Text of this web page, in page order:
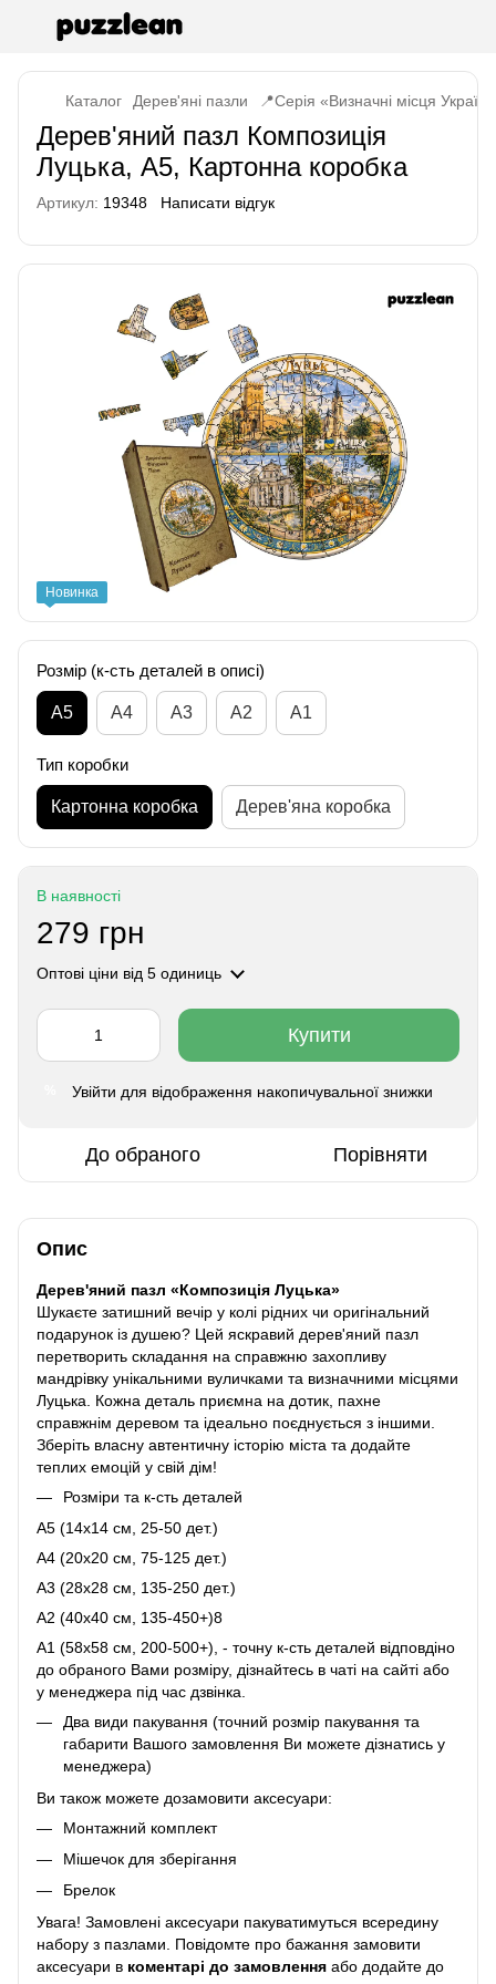
Каталог Дерев'яні пазли 📍Серія «Визначні місця
Дерев'яний пазл Композиція
Луцька, А5, Картонна коробка
Артикул: 19348 Написати відгук
Новинка
Розмір (к-сть деталей в описі)
А5 А4 A3 A2 A1
Тип коробки
Картонна коробка Дерев'яна коробка
В наявності
279 грн
Оптові ціни від 5 одиниць
Купити
Увійти для відображення накопичувальної знижки
До обраного Порівняти
Опис
Дерев'яний пазл «Композиція Луцька»
Шукаєте затишний вечір у колі рідних чи оригінальний
подарунок із душею? Цей яскравий дерев'яний пазл
перетворить складання на справжню захопливу
мандрівку унікальними вуличками та визначними місцями
Луцька. Кожна деталь приємна на дотик, пахне
справжнім деревом та ідеально поєднується з іншими.
Зберіть власну автентичну історію міста та додайте
теплих емоцій у свій дім!
Розміри та к-сть деталей
A5 (14х14 см, 25-50 дет.)
A4 (20x20 см, 75-125 дет.)
A3 (28х28 см, 135-250 дет.)
A2 (40х40 см, 135-450+)8
A1 (58х58 см, 200-500+), - точну к-сть деталей відповдіно
до обраного Вами розміру, дізнайтесь в чаті на сайті або
у менеджера під час дзвінка.
Два види пакування (точний розмір пакування та
габарити Вашого замовлення Ви можете дізнатись у
менеджера)
Ви також можете дозамовити аксесуари:
Монтажний комплект
Мішечок для зберігання
Брелок
Увага! Замовлені аксесуари пакуватимуться всередину
набору з пазлами. Повідомте про бажання замовити
аксесуари в коментарі до замовлення або додайте до